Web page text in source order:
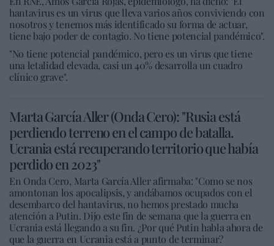
hantavirus es un virus que lleva varios años conviviendo con
nosotros y tenemos más identificado su forma de actuar,
tiene bajo poder de contagio. No tiene potencial pandémico".
"No tiene potencial pandémico, pero es un virus que tiene
una letalidad elevada, casi un 40% desarrolla un cuadro
clínico grave".
Marta García Aller (Onda Cero): "Rusia está
perdiendo terreno en el campo de batalla.
Ucrania está recuperando territorio que había
perdido en 2023"
En Onda Cero, Marta García Aller afirmaba: "Como se nos
amontonan los apocalipsis, y andábamos ocupados con el
desembarco del hantavirus, no hemos prestado mucha
atención a Putin. Dijo este fin de semana que la guerra en
Ucrania está llegando a su fin. ¿Por qué Putin habla ahora de
que la guerra en Ucrania está a punto de terminar?